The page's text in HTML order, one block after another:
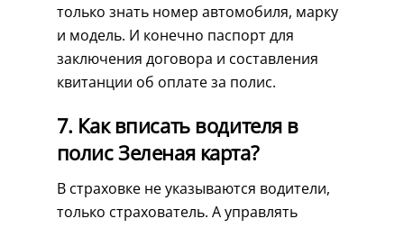
только знать номер автомобиля, марку
и модель. И конечно паспорт для
заключения договора и составления
квитанции об оплате за полис.
7. Как вписать водителя в
полис Зеленая карта?
В страховке не указываются водители,
только страхователь. А управлять